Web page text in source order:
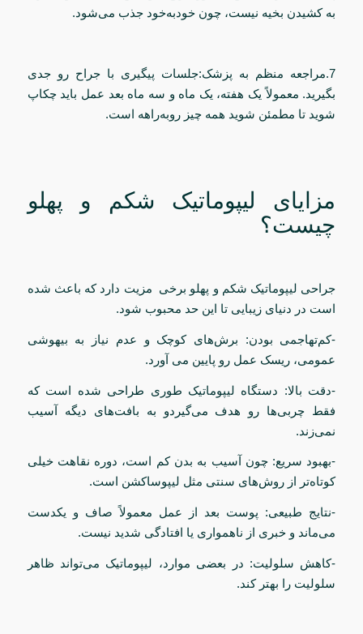
به کشیدن بخیه نیست، چون خودبه‌خود جذب می‌شود.
7.مراجعه منظم به پزشک:جلسات پیگیری با جراح رو جدی
بگیرید. معمولاً یک هفته، یک ماه و سه ماه بعد عمل باید چکاپ
شوید تا مطمئن شوید همه چیز روبه‌راهه است.
مزایای لیپوماتیک شکم و پهلو
چیست؟
جراحی لیپوماتیک شکم و پهلو برخی مزیت دارد که باعث شده
است در دنیای زیبایی تا این حد محبوب شود.
-کم‌تهاجمی بودن: برش‌های کوچک و عدم نیاز به بیهوشی
عمومی، ریسک عمل رو پایین می آورد.
-دقت بالا: دستگاه لیپوماتیک طوری طراحی شده است که
فقط چربی‌ها رو هدف می‌گیردو به بافت‌های دیگه آسیب
نمی‌زند.
-بهبود سریع: چون آسیب به بدن کم است، دوره نقاهت خیلی
کوتاه‌تر از روش‌های سنتی مثل لیپوساکشن است.
-نتایج طبیعی: پوست بعد از عمل معمولاً صاف و یکدست
می‌ماند و خبری از ناهمواری یا افتادگی شدید نیست.
-کاهش سلولیت: در بعضی موارد، لیپوماتیک می‌تواند ظاهر
سلولیت را بهتر کند.